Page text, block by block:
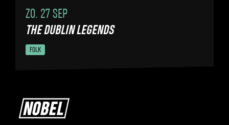
ZO. 27 SEP
THE DUBLIN LEGENDS
FOLK